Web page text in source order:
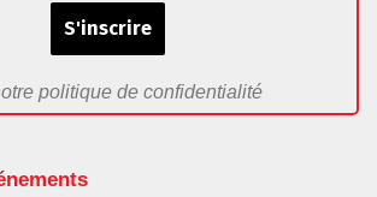
politique de confidentialité